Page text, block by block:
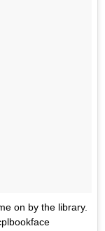
on by the library.